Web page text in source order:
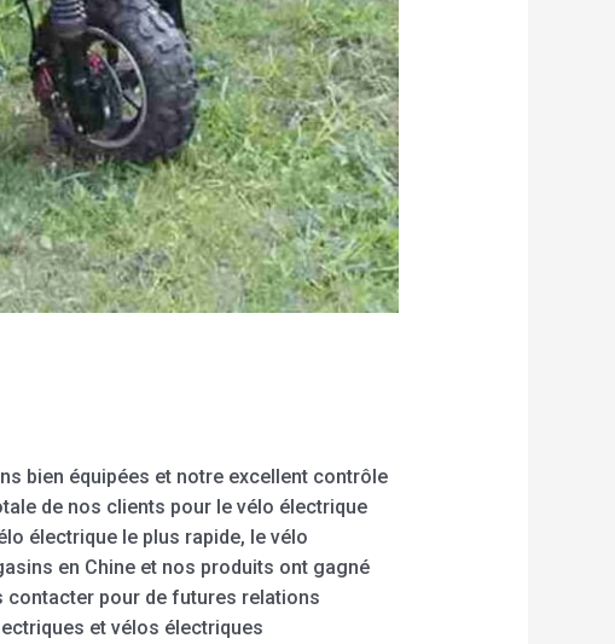
bien équipées et notre excellent contrôle
de nos clients pour le vélo électrique
électrique le plus rapide, le vélo
en Chine et nos produits ont gagné
contacter pour de futures relations
et vélos électriques